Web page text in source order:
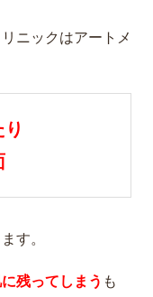
ニックはアートメ
す。
残ってしまう も